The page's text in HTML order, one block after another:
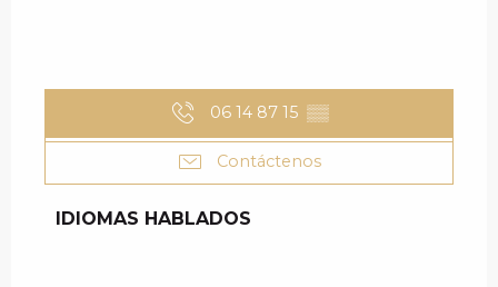
06 14 87 15 ▒▒
Contáctenos
IDIOMAS HABLADOS
IDIOMAS HABLADOS